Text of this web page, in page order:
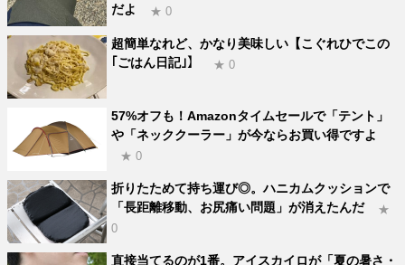
だよ
★ 0
超簡単なれど、かなり美味しい【こぐれひでこの
｢ごはん日記｣】
★ 0
57%オフも！Amazonタイムセールで「テント」
や「ネッククーラー」が今ならお買い得ですよ
★ 0
折りたためて持ち運び◎。ハニカムクッションで
「長距離移動、お尻痛い問題」が消えたんだ
★
0
直接当てるのが1番。アイスカイロが「夏の暑さ・